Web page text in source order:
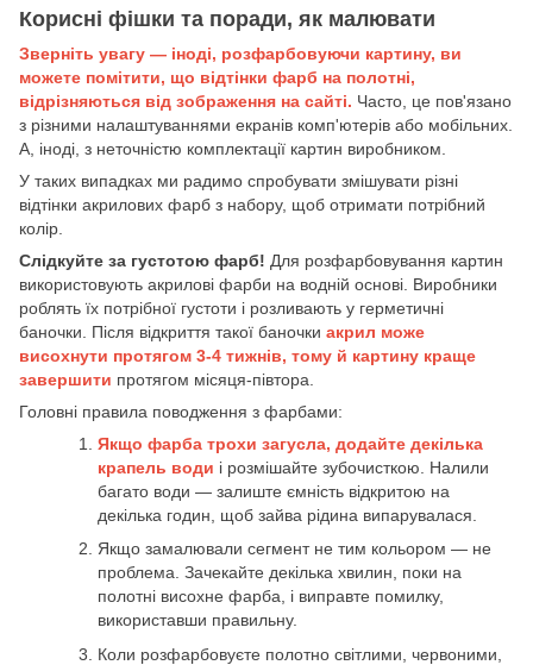
Корисні фішки та поради, як малювати
Зверніть увагу — іноді, розфарбовуючи картину, ви
можете помітити, що відтінки фарб на полотні,
відрізняються від зображення на сайті. Часто, це пов'язано
з різними налаштуваннями екранів комп'ютерів або мобільних.
А, іноді, з неточністю комплектації картин виробником.
У таких випадках ми радимо спробувати змішувати різні
відтінки акрилових фарб з набору, щоб отримати потрібний
колір.
Слідкуйте за густотою фарб! Для розфарбовування картин
використовують акрилові фарби на водній основі. Виробники
роблять їх потрібної густоти і розливають у герметичні
баночки. Після відкриття такої баночки акрил може
висохнути протягом 3-4 тижнів, тому й картину краще
завершити протягом місяця-півтора.
Головні правила поводження з фарбами:
Якщо фарба трохи загусла, додайте декілька
крапель води і розмішайте зубочисткою. Налили
багато води — залиште ємність відкритою на
декілька годин, щоб зайва рідина випарувалася.
Якщо замалювали сегмент не тим кольором — не
проблема. Зачекайте декілька хвилин, поки на
полотні висохне фарба, і виправте помилку,
використавши правильну.
Коли розфарбовуєте полотно світлими, червоними,